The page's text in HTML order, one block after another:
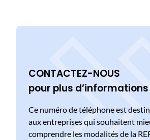
CONTACTEZ-NOUS
pour plus d’informations
Ce numéro de téléphone est
aux entreprises qui souhaitent
comprendre les modalités de la